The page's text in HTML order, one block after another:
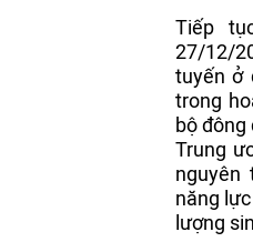
Tiếp
27/12/
tuyến ở
trong
bộ đông
Trung
nguyên
năng
lượng